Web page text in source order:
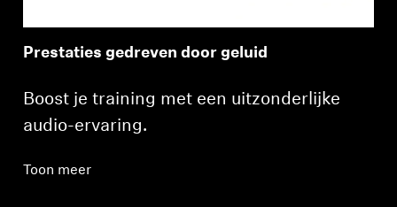
Prestaties gedreven door geluid
Boost je training met een uitzonderlijke
audio-ervaring.
Toon meer